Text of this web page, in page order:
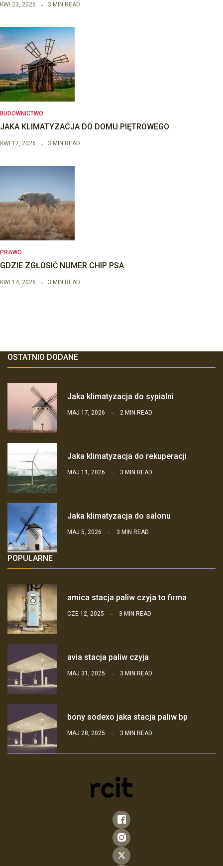
KWI 23, 2026 3 MIN READ
BUDOWNICTWO
JAKA KLIMATYZACJA DO DOMU PIĘTROWEGO
KWI 17, 2026 3 MIN READ
PRAWO
GDZIE ZGŁOSIĆ NUMER CHIP PSA
KWI 14, 2026 3 MIN READ
OSTATNIO DODANE
Jaka klimatyzacja do sypialni
MAJ 17, 2026 2 MIN READ
Jaka klimatyzacja do rekuperacji
MAJ 11, 2026 3 MIN READ
Jaka klimatyzacja do salonu
MAJ 5, 2026 3 MIN READ
POPULARNE
amica stacja paliw czyja to firma
CZE 12, 2025 3 MIN READ
avia stacja paliw czyja
MAJ 31, 2025 3 MIN READ
bony sodexo jaka stacja paliw bp
MAJ 28, 2025 3 MIN READ